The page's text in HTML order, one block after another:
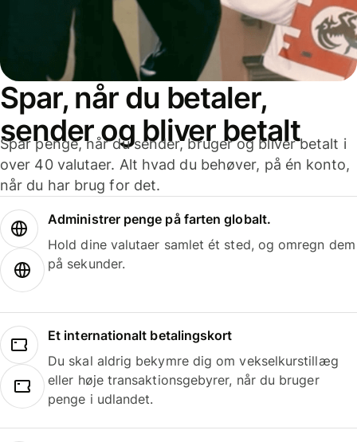
Spar, når du betaler,
sender og bliver betalt
Spar penge, når du sender, bruger og bliver betalt i
over 40 valutaer. Alt hvad du behøver, på én konto,
når du har brug for det.
Administrer penge på farten globalt.
Hold dine valutaer samlet ét sted, og omregn dem
på sekunder.
Et internationalt betalingskort
Du skal aldrig bekymre dig om vekselkurstillæg
eller høje transaktionsgebyrer, når du bruger
penge i udlandet.